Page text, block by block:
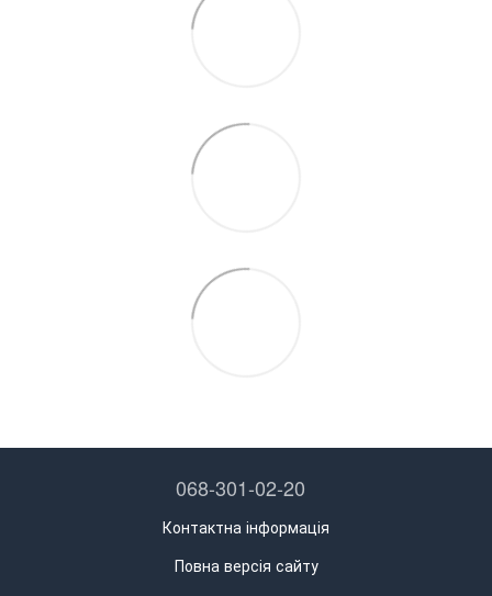
068-301-02-20
Контактна інформація
Повна версія сайту